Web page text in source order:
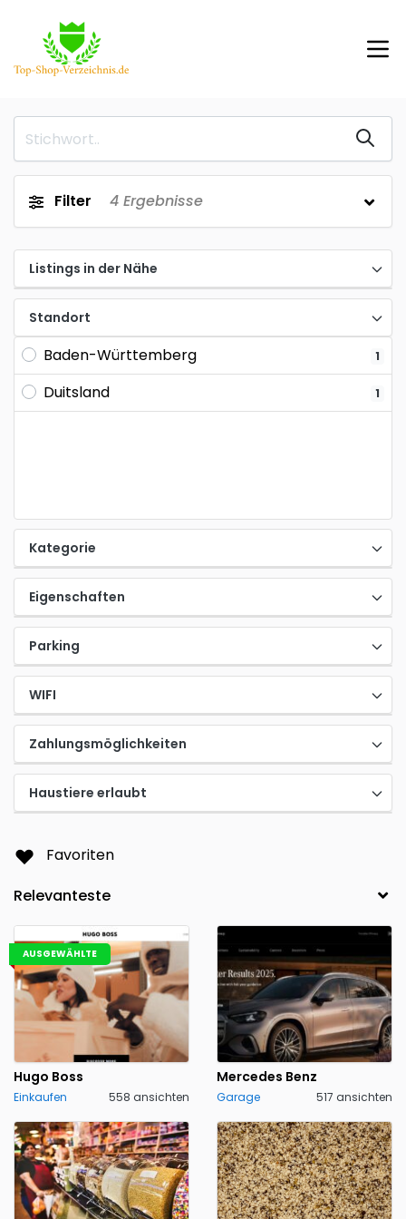
Filter 4 Ergebnisse
Listings in der Nähe
Standort
Baden-Württemberg 1
Duitsland 1
Kategorie
Eigenschaften
Parking
WIFI
Zahlungsmöglichkeiten
Haustiere erlaubt
Favoriten
AUSGEWÄHLTE
Hugo Boss
Einkaufen 558 ansichten
Mercedes Benz
Garage 517 ansichten